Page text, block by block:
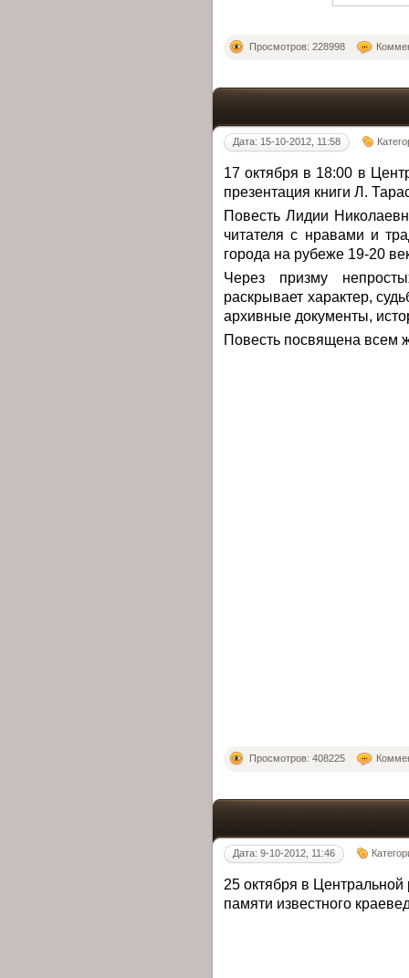
Просмотров: 228998
Дата: 15-10-2012, 11:58
17 октября в 18:00 в
презентация книги Л.
Повесть Лидии
читателя с нравами и
города на рубеже 19-20
Через призму
раскрывает характер,
архивные документы,
Повесть посвящена всем
Просмотров: 408225
Дата: 9-10-2012, 11:46
25 октября в Центральной
памяти известного